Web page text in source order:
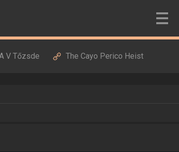
V Tőzsde The Cayo Perico Heist